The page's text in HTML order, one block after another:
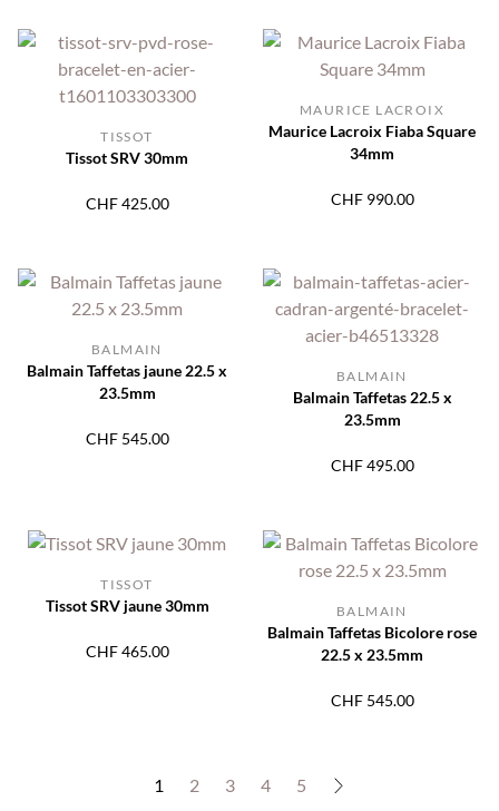
Tissot SRV 30mm
TISSOT
CHF425.00
Maurice Lacroix Fiaba Square
34mm
MAURICE LACROIX
CHF990.00
Balmain Taffetas jaune 22.5 x
23.5mm
BALMAIN
CHF545.00
Balmain Taffetas 22.5 x
23.5mm
BALMAIN
CHF495.00
Tissot SRV jaune 30mm
TISSOT
CHF465.00
Balmain Taffetas Bicolore rose
22.5 x 23.5mm
BALMAIN
CHF545.00
1 2 3 4 5 →